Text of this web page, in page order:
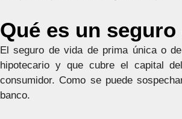
Qué es un
El seguro de vida de prima única o
hipotecario y que cubre el capital
consumidor. Como se puede
banco.